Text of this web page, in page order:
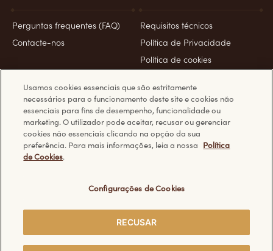
Perguntas frequentes (FAQ)
Contacte-nos
Requisitos técnicos
Política de Privacidade
Política de cookies
© Ferrero 2026. Todos os direitos reservados.
Visite outros sites do website Ferrero Rocher.
Usamos cookies essenciais que são estritamente
necessários para o funcionamento deste site e cookies não
essenciais para fins de desempenho, funcionalidade ou
marketing. O utilizador pode aceitar, recusar ou gerenciar
cookies não essenciais clicando na opção da sua
preferência. Para mais informações, leia a nossa Política
de Cookies.
Configurações de Cookies
RECUSAR